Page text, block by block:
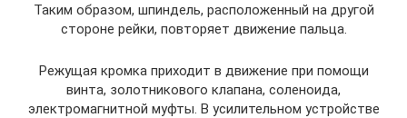
Таким образом, шпиндель, расположенный на другой
стороне рейки, повторяет движение пальца.
Режущая кромка приходит в движение при помощи
винта, золотникового клапана, соленоида,
электромагнитной муфты. В усилительном устройстве